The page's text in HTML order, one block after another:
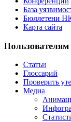
База
Бюллетени
Карта сайта
Пользователям
Статьи
Глоссарий
Проверить
Медиа